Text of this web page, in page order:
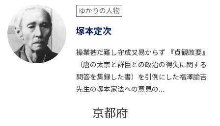
ゆかりの人物
塚本定次
操業甚だ難し守成又易からず 『貞観政要』
（唐の太宗と群臣との政治の得失に関する
問答を集録した書）を引例にした福澤諭吉
先生の塚本家法への意見の...
京都府